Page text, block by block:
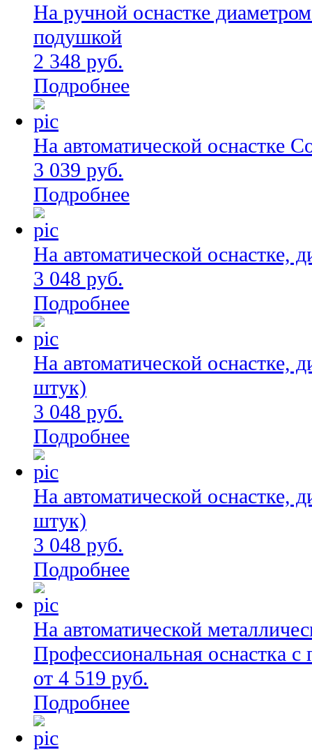
На ручной оснастке
подушкой
2 348 руб.
Подробнее
На автоматической оснастке
3 039 руб.
Подробнее
На автоматической оснастке,
3 048 руб.
Подробнее
На автоматической оснастке,
штук)
3 048 руб.
Подробнее
На автоматической оснастке,
штук)
3 048 руб.
Подробнее
На автоматической
Профессиональная оснастка
от 4 519 руб.
Подробнее